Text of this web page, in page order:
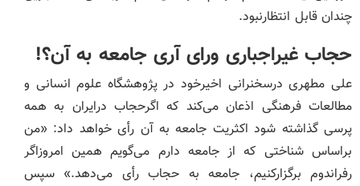
چندان قابل انتظارنبود.
حجاب غیراجباری ورای آری جامعه به آن؟!
علی مطهری درسخنرانی اخیرخود در پژوهشگاه علوم انسانی و
مطالعات فرهنگی اذعان می‌کند که اگرحجاب درایران به همه
پرسی گذاشته شود اکثریت جامعه به آن رأی خواهد داد: «من
براساس شناختی که از جامعه دارم می‌گویم همین امروزاگر
رفراندوم برگزارکنیم، جامعه به حجاب رأی می‌دهد.» سپس